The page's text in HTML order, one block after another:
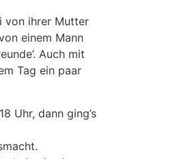
von ihrer Mutter
einem Mann
Auch mit
Tag ein paar
Uhr, dann ging’s